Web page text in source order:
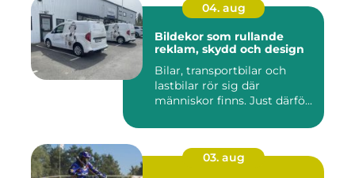
04. aug
Bildekor som rullande
reklam, skydd och design
Bilar, transportbilar och
lastbilar rör sig där
människor finns. Just därfö...
03. aug